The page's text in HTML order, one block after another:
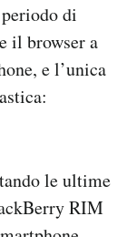
di
il browser a
e l’unica
le ultime
RIM